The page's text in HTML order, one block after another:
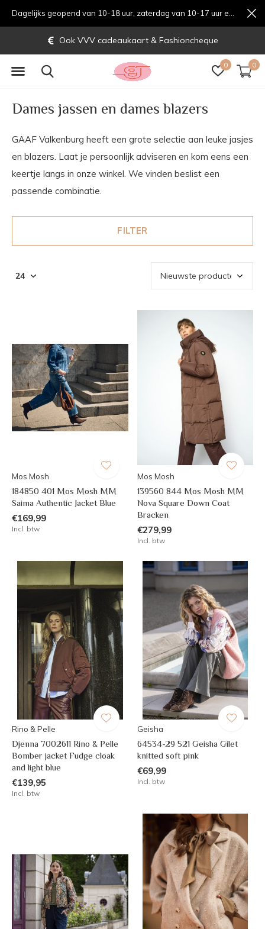
0 0
Gratis verzending vanaf € 70,-
Dames jassen en dames blazers
GAAF Valkenburg heeft een grote selectie aan leuke jasjes
en blazers. Laat je persoonlijk adviseren en kom eens een
keertje langs in onze winkel. We vinden beslist een
passende combinatie.
FILTER
Mos Mosh
184850 401 Mos Mosh MM
Saima Authentic Jacket Blue
€169,99
Incl. btw
Mos Mosh
139560 844 Mos Mosh MM
Nova Square Down Coat
Bracken
€279,99
Incl. btw
Rino & Pelle
Djenna 7002611 Rino & Pelle
Bomber jacket Fudge cloak
and light blue
€139,95
Incl. btw
Geisha
64534-29 521 Geisha Gilet
knitted soft pink
€69,99
Incl. btw